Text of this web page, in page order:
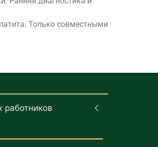
Только совместными
работников